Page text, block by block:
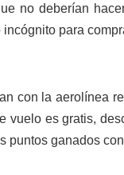
no deberían
para
con la aerolínea
es gratis,
ganados